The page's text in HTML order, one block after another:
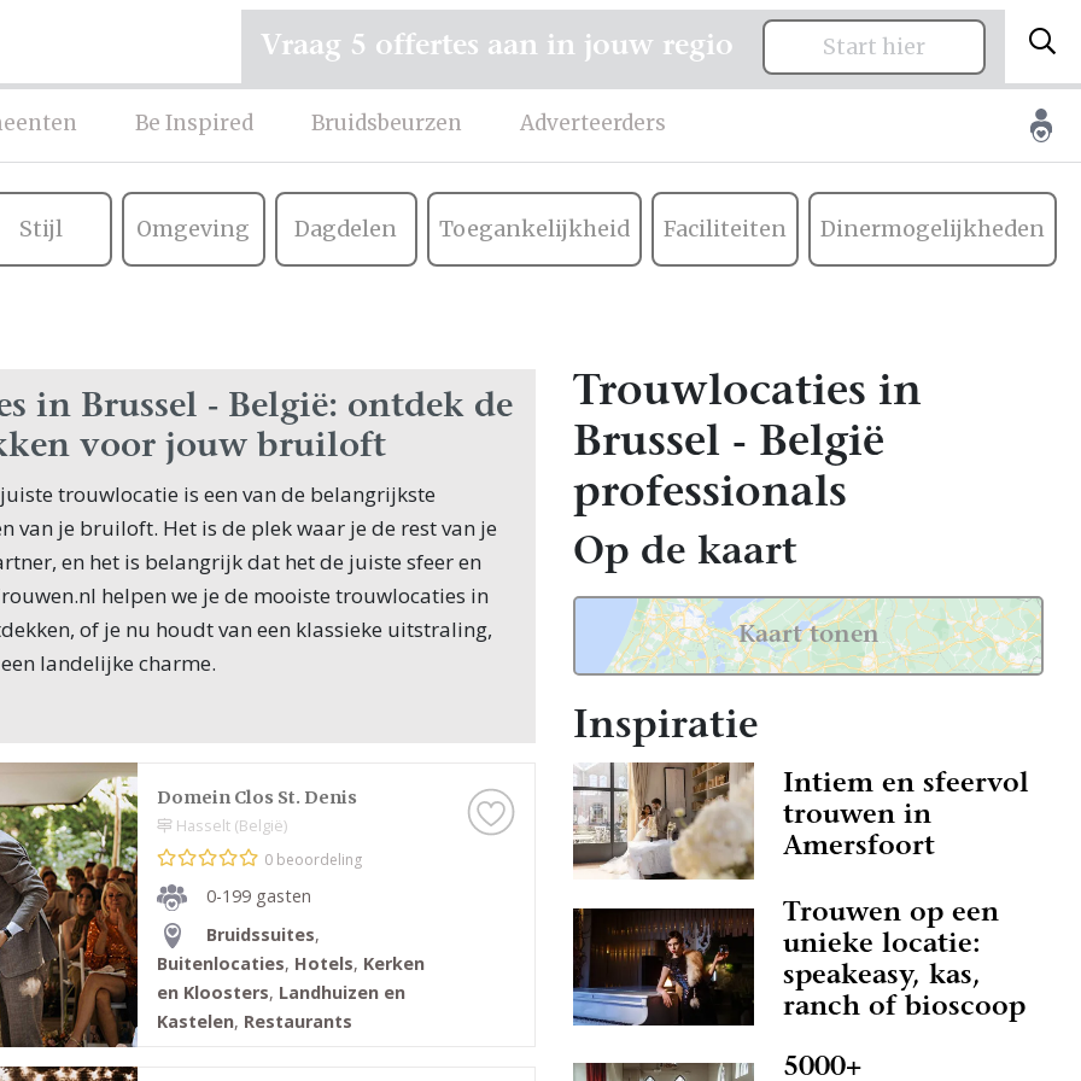
Be Inspired Bruidsbeurzen Adverteerders
Vraag 5 offertes aan in jouw regio Start hier
Stijl Omgeving Dagdelen Toegankelijkheid Faciliteiten Dinermogelijkheden
in Brussel - België: ontdek de
voor jouw bruiloft
trouwlocatie is een van de belangrijkste
van je bruiloft. Het is de plek waar je de rest van je
en het is belangrijk dat het de juiste sfeer en
helpen we je de mooiste trouwlocaties in
of je nu houdt van een klassieke uitstraling,
landelijke charme.
meer dan alleen een mooie plek. Het is een ruimte
van een kasteel met een feeërieke uitstraling
stad, de locatie moet perfect passen bij jouw visie
vind je een breed scala aan trouwlocaties
en romantische tot moderne en luxe opties.
in Brussel - België
trouwlocaties in Brussel - België die de perfecte
bruiloft. Enkele veelvoorkomende opties zijn:
Domein Clos St. Denis
Hasselt (België)
0 beoordeling
0-199 gasten
Bruidssuites,
Buitenlocaties, Hotels, Kerken
en Kloosters, Landhuizen en
Kastelen, Restaurants
Trouwlocaties in
Brussel - België
professionals
Op de kaart
Kaart tonen
Inspiratie
Intiem en sfeervol
trouwen in
Amersfoort
Trouwen op een
unieke locatie:
speakeasy, kas,
ranch of bioscoop
5000+